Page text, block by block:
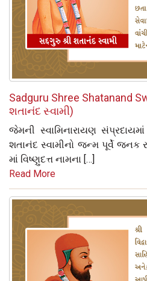
Sadguru Shree Shatanand
શતાનંદ સ્વામી)
જેમની સ્વામિનારાયણ
શતાનંદ સ્વામીનો જન્મ પૂર્વે જનક
માં વિષ્ણુદત્ત નામના […]
Read More